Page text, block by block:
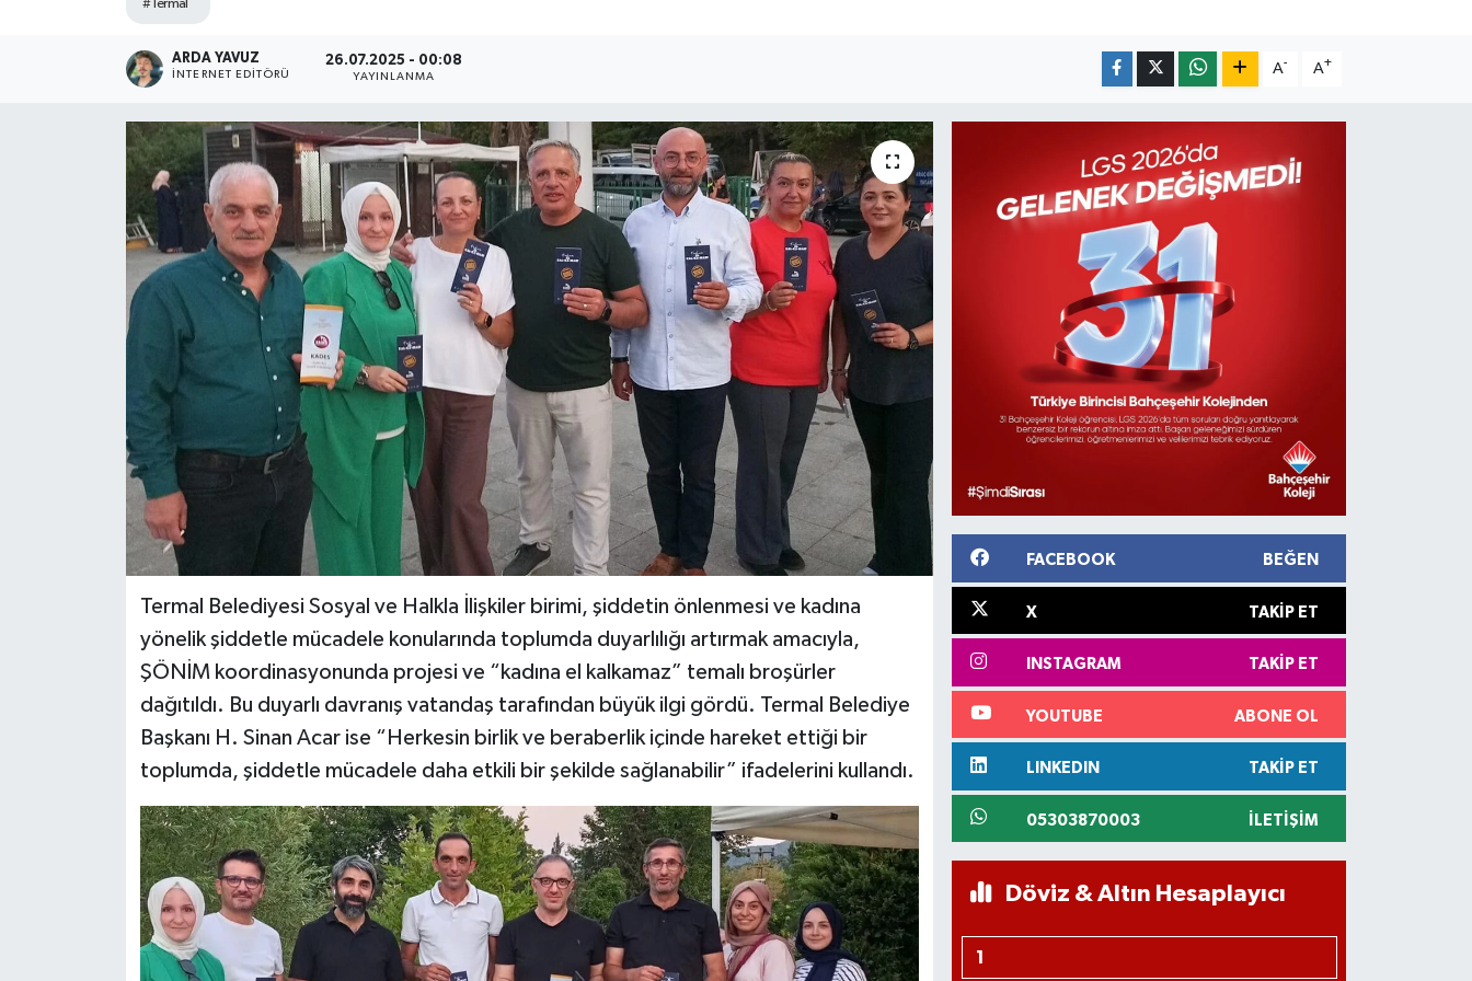
#Termal
ARDA YAVUZ
İNTERNET EDITÖRÜ
26.07.2025 - 00:08
YAYINLANMA
A- A+
Termal Belediyesi Sosyal ve Halkla İlişkiler birimi, şiddetin önlenmesi ve kadına
yönelik şiddetle mücadele konularında toplumda duyarlılığı artırmak amacıyla,
ŞÖNİM koordinasyonunda projesi ve “kadına el kalkamaz” temalı broşürler
dağıtıldı. Bu duyarlı davranış vatandaş tarafından büyük ilgi gördü. Termal Belediye
Başkanı H. Sinan Acar ise “Herkesin birlik ve beraberlik içinde hareket ettiği bir
toplumda, şiddetle mücadele daha etkili bir şekilde sağlanabilir” ifadelerini kullandı.
FACEBOOK BEĞEN
X TAKIP ET
INSTAGRAM TAKIP ET
YOUTUBE ABONE OL
LINKEDIN TAKIP ET
05303870003 İLETIŞIM
Döviz & Altın Hesaplayıcı
İLÇELERİMİZ
RESMİ İLAN